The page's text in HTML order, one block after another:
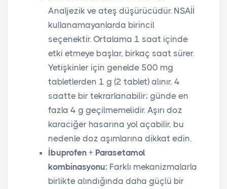
Analjezik ve ateş düşürücüdür. NSAİİ
kullanamayanlarda birincil
seçenektir. Ortalama 1 saat içinde
etki etmeye başlar, birkaç saat sürer.
Yetişkinler için genelde 500 mg
tabletlerden 1 g (2 tablet) alınır, 4
saatte bir tekrarlanabilir; günde en
fazla 4 g geçilmemelidir. Aşırı doz
karaciğer hasarına yol açabilir, bu
nedenle doz aşımlarına dikkat edin.
İbuprofen + Parasetamol
kombinasyonu: Farklı mekanizmalarla
birlikte alındığında daha güçlü bir